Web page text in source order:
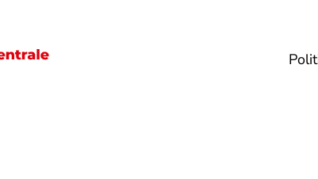
Geld & Versicherungen